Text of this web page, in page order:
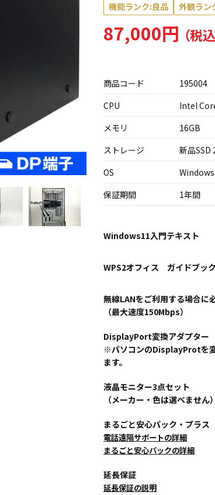
機能ランク:良品 外観ラン
87,000円
商品コード
195004
CPU
Intel
メモリ
16GB
ストレージ
新品SSD
OS
保証期間
1年間
Windows11入門テキスト
WPS2オフィス ガイドブック
無線LANをご利用する場合に
（最大速度150Mbps）
DisplayPort変換アダプター
※パソコンのDisplayProtを
ます。
液晶モニター3点セット
（メーカー・色は選べません）
まるごと安心パック・プラス
電話遠隔サポートの詳細
まるごと安心パックの詳細
延長保証
延長保証の説明